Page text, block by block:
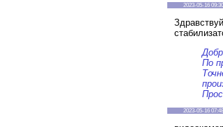
2023-05-16
По
2023-05-16